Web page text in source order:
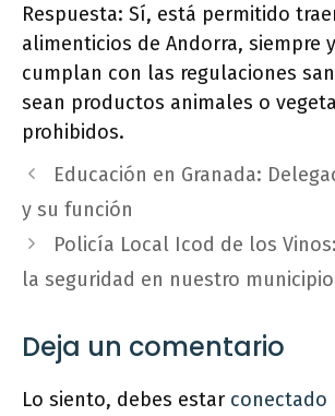
Respuesta: Sí, está permitido
alimenticios de Andorra, siempre
cumplan con las regulaciones
sean productos animales o
prohibidos.
Educación en Granada:
y su función
Policía Local Icod de los
la seguridad en nuestro municipio
Deja un comentario
Lo siento, debes estar conectado